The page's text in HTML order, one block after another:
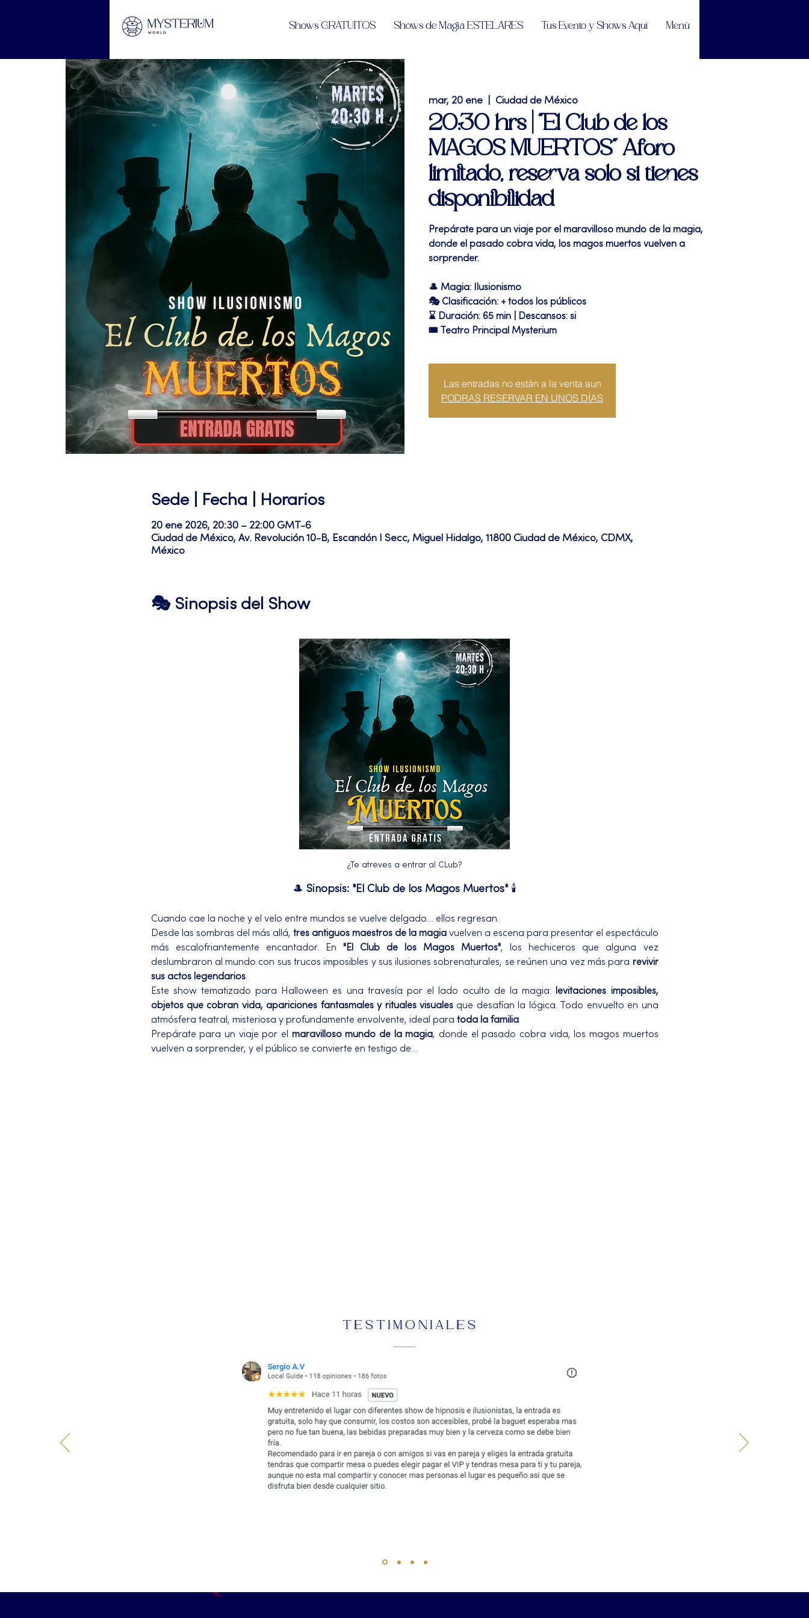
Shows GRATUITOS Shows de Magia ESTELARES Tus Evento y Shows Aquí Menú
mar, 20 ene Ciudad de México
20:30 hrs | "El Club de los
MAGOS MUERTOS" Aforo
limitado, reserva solo si tienes
disponibilidad
Prepárate para un viaje por el maravilloso mundo de la magia,
donde el pasado cobra vida, los magos muertos vuelven a
sorprender.
🎩 Magia: Ilusionismo
🎭 Clasificación: + todos los públicos
⌛ Duración: 65 min | Descansos: si
🎟 Teatro Principal Mysterium
Las entradas no están a la venta aun
PODRAS RESERVAR EN UNOS DÍAS
Sede | Fecha | Horarios
20 ene 2026, 20:30 – 22:00 GMT-6
Ciudad de México, Av. Revolución 10-B, Escandón I Secc, Miguel Hidalgo, 11800 Ciudad de México, CDMX,
México
🎭 Sinopsis del Show
¿Te atreves a entrar al CLub?
🎩 Sinopsis: "El Club de los Magos Muertos" 🕯️
Cuando cae la noche y el velo entre mundos se vuelve delgado… ellos regresan.
Desde las sombras del más allá, tres antiguos maestros de la magia vuelven a escena para presentar el espectáculo
más escalofriantemente encantador. En "El Club de los Magos Muertos", los hechiceros que alguna vez
deslumbraron al mundo con sus trucos imposibles y sus ilusiones sobrenaturales, se reúnen una vez más para revivir
sus actos legendarios.
Este show tematizado para Halloween es una travesía por el lado oculto de la magia:
levitaciones imposibles,
objetos que cobran vida, apariciones fantasmales y rituales visuales que desafían la lógica. Todo envuelto en una
atmósfera teatral, misteriosa y profundamente envolvente, ideal para toda la familia.
Prepárate para un viaje por el maravilloso mundo de la magia, donde el pasado cobra vida, los magos muertos
vuelven a sorprender, y el público se convierte en testigo de…
TESTIMONIALES